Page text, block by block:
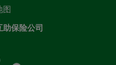
图
保险公司